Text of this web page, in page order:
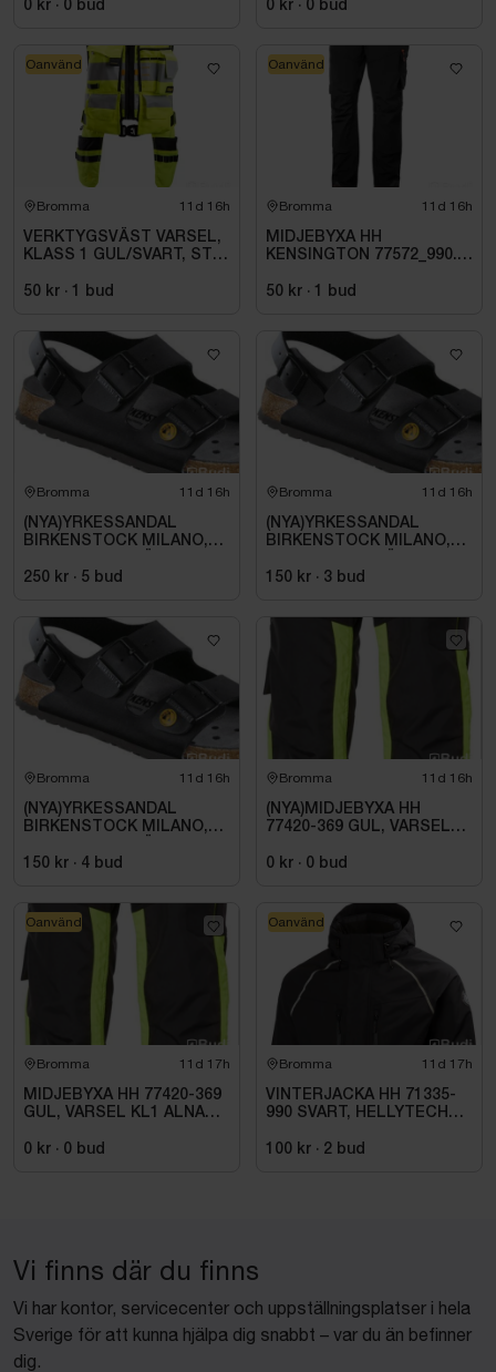
0 kr · 0 bud 0 kr · 0 bud
Bromma 11d 16h
VERKTYGSVÄST VARSEL,
KLASS 1 GUL/SVART, STL
50 kr · 1 bud
Oanvänd
Bromma 11d 16h
MIDJEBYXA HH
KENSINGTON 77572_990.
50 kr · 1 bud
Oanvänd
Bromma 11d 16h
(NYA)YRKESSANDAL
BIRKENSTOCK MILANO,
SVART. STL 42
250 kr · 5 bud
Bromma 11d 16h
(NYA)YRKESSANDAL
BIRKENSTOCK MILANO,
SVART. STL 42
150 kr · 3 bud
Bromma 11d 16h
(NYA)YRKESSANDAL
BIRKENSTOCK MILANO,
SVART. STL 42
150 kr · 4 bud
Bromma 11d 16h
(NYA)MIDJEBYXA HH
77420-369 GUL, VARSEL
0 kr · 0 bud
Bromma 11d 17h
MIDJEBYXA HH 77420-369
GUL, VARSEL KL1 ALNA
0 kr · 0 bud
Oanvänd
Bromma 11d 17h
VINTERJACKA HH 71335-
990 SVART, HELLYTECH
100 kr · 2 bud
Oanvänd
Vi finns där du finns
Vi har kontor, servicecenter och uppställningsplatser i hela
Sverige för att kunna hjälpa dig snabbt – var du än befinner
dig.